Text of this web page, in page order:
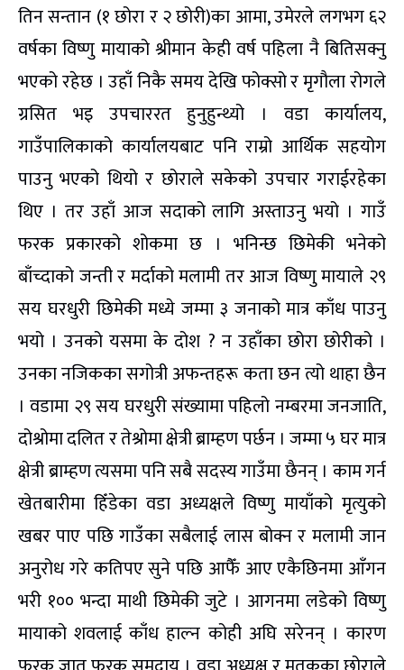
तिन सन्तान (१ छोरा र २ छोरी)का आमा, उमेरले लगभग ६२
वर्षका विष्णु मायाको श्रीमान केही वर्ष पहिला नै बितिसक्नु
भएको रहेछ । उहाँ निकै समय देखि फोक्सो र मृगौला रोगले
ग्रसित भइ उपचाररत हुनुहुन्थ्यो । वडा कार्यालय,
गाउँपालिकाको कार्यालयबाट पनि राम्रो आर्थिक सहयोग
पाउनु भएको थियो र छोराले सकेको उपचार गराईरहेका
थिए । तर उहाँ आज सदाको लागि अस्ताउनु भयो । गाउँ
फरक प्रकारको शोकमा छ । भनिन्छ छिमेकी भनेको
बाँच्दाको जन्ती र मर्दाको मलामी तर आज विष्णु मायाले २९
सय घरधुरी छिमेकी मध्ये जम्मा ३ जनाको मात्र काँध पाउनु
भयो । उनको यसमा के दोश ? न उहाँका छोरा छोरीको ।
उनका नजिकका सगोत्री अफन्तहरू कता छन त्यो थाहा छैन
। वडामा २९ सय घरधुरी संख्यामा पहिलो नम्बरमा जनजाति,
दोश्रोमा दलित र तेश्रोमा क्षेत्री ब्राम्हण पर्छन । जम्मा ५ घर मात्र
क्षेत्री ब्राम्हण त्यसमा पनि सबै सदस्य गाउँमा छैनन् । काम गर्न
खेतबारीमा हिँडेका वडा अध्यक्षले विष्णु मायाँको मृत्युको
खबर पाए पछि गाउँका सबैलाई लास बोक्न र मलामी जान
अनुरोध गरे कतिपए सुने पछि आफैँ आए एकैछिनमा आँगन
भरी १०० भन्दा माथी छिमेकी जुटे । आगनमा लडेको विष्णु
मायाको शवलाई काँध हाल्न कोही अघि सरेनन् । कारण